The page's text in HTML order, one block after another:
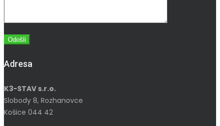
Adresa
K3-STAV s.r.o.
Slobody 8, Rozhanovce
Košice 044 42